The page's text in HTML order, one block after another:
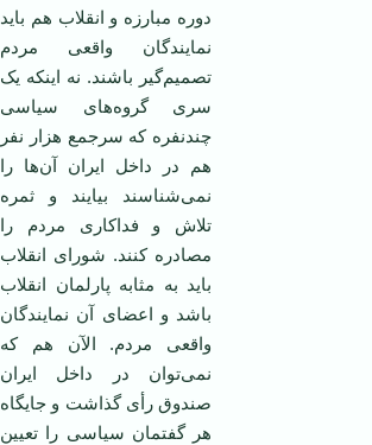
دوره مبارزه و انقلاب هم باید
نمایندگان واقعی مردم
تصمیم‌گیر باشند. نه اینکه یک
سری گروه‌های سیاسی
چندنفره که سرجمع هزار نفر
هم در داخل ایران آن‌ها را
نمی‌شناسند بیایند و ثمره
تلاش و فداکاری مردم را
مصادره کنند. شورای انقلاب
باید به مثابه پارلمان انقلاب
باشد و اعضای آن نمایندگان
واقعی مردم. الآن هم که
نمی‌توان در داخل ایران
صندوق رأی گذاشت و جایگاه
هر گفتمان سیاسی را تعیین